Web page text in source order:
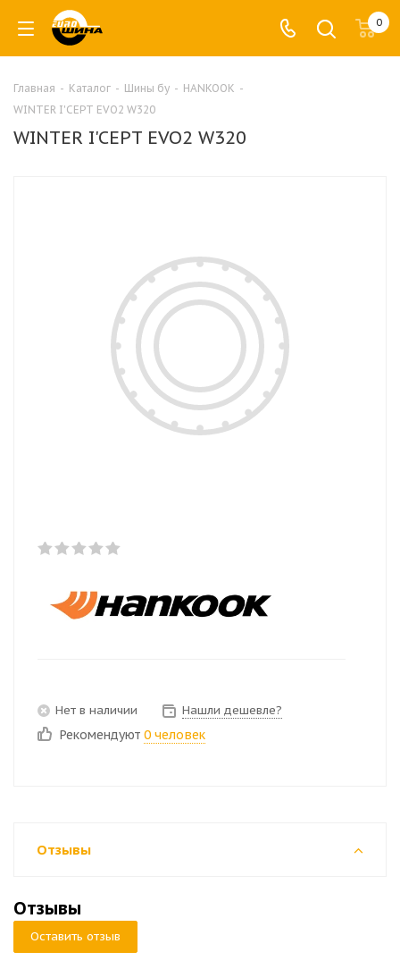
0
Главная - Каталог - Шины бу - HANKOOK -
WINTER I'CEPT EVO2 W320
WINTER I'CEPT EVO2 W320
Нет в наличии Нашли дешевле?
Рекомендуют 0 человек
Отзывы
Отзывы
Оставить отзыв